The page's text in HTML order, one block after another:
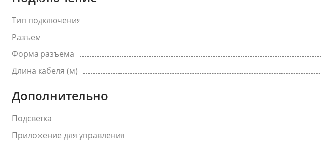
Тип подключения
Разъем
Форма разъема
Длина кабеля (м)
Дополнительно
Подсветка
Приложение для управления